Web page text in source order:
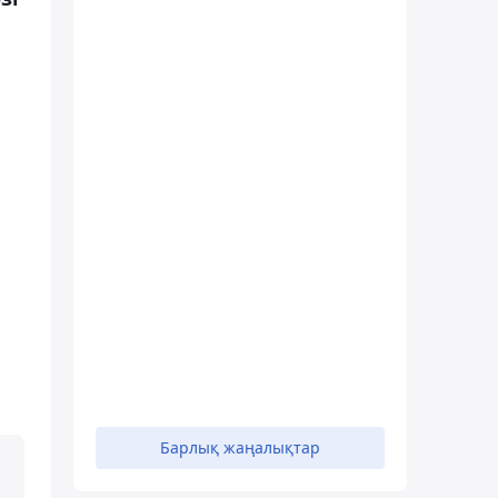
Барлық жаңалықтар